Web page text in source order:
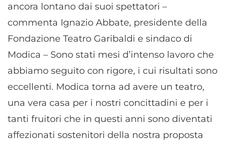
ancora lontano dai suoi spettatori –
commenta Ignazio Abbate, presidente della
Fondazione Teatro Garibaldi e sindaco di
Modica – Sono stati mesi d’intenso lavoro che
abbiamo seguito con rigore, i cui risultati sono
eccellenti. Modica torna ad avere un teatro,
una vera casa per i nostri concittadini e per i
tanti fruitori che in questi anni sono diventati
affezionati sostenitori della nostra proposta